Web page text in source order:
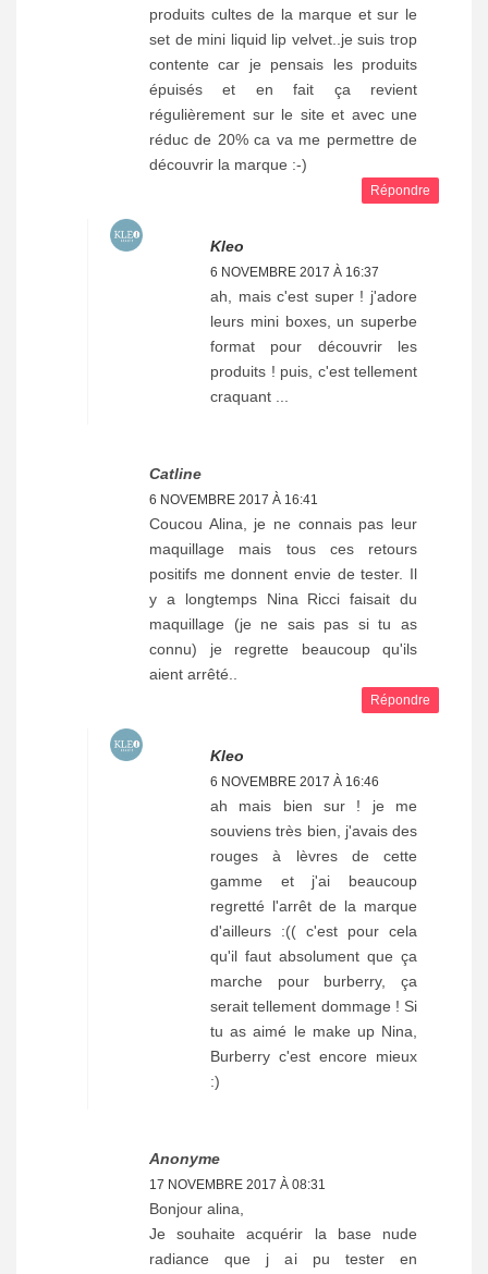
produits cultes de la marque et sur le
set de mini liquid lip velvet..je suis trop
contente car je pensais les produits
épuisés et en fait ça revient
régulièrement sur le site et avec une
réduc de 20% ca va me permettre de
découvrir la marque :-)
Répondre
Kleo
6 NOVEMBRE 2017 À 16:37
ah, mais c'est super ! j'adore
leurs mini boxes, un superbe
format pour découvrir les
produits ! puis, c'est tellement
craquant ...
Catline
6 NOVEMBRE 2017 À 16:41
Coucou Alina, je ne connais pas leur
maquillage mais tous ces retours
positifs me donnent envie de tester. Il
y a longtemps Nina Ricci faisait du
maquillage (je ne sais pas si tu as
connu) je regrette beaucoup qu'ils
aient arrêté..
Répondre
Kleo
6 NOVEMBRE 2017 À 16:46
ah mais bien sur ! je me
souviens très bien, j'avais des
rouges à lèvres de cette
gamme et j'ai beaucoup
regretté l'arrêt de la marque
d'ailleurs :(( c'est pour cela
qu'il faut absolument que ça
marche pour burberry, ça
serait tellement dommage ! Si
tu as aimé le make up Nina,
Burberry c'est encore mieux
:)
Anonyme
17 NOVEMBRE 2017 À 08:31
Bonjour alina,
Je souhaite acquérir la base nude
radiance que j ai pu tester en